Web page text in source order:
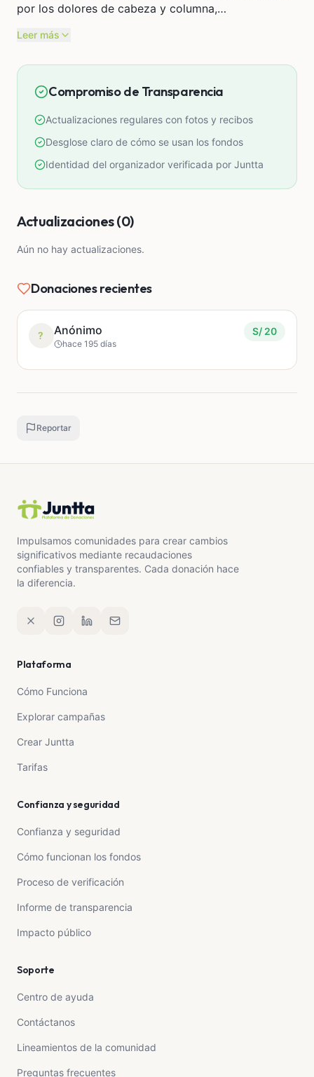
por los dolores de cabeza y columna,
concentrarse por dolores en la columna.
Cada tratamiento intensivo es por 03 meses y el
costo es de S/3,400 por persona
Para Elmer Rojas y Omar Rojas el tratamiento
completo es por 01 año,
Y para Gracia Rojas el tratamiento completo es por
Dios bendiga tu familia y tu colaboración.
Leer más
Compromiso de Transparencia
Actualizaciones regulares con fotos y recibos
Desglose claro de cómo se usan los fondos
Identidad del organizador verificada por Juntta
Actualizaciones (0)
Aún no hay actualizaciones.
Donaciones recientes
? Anónimo
hace 195 días
S/ 20
Reportar
Impulsamos comunidades para crear cambios
significativos mediante recaudaciones
confiables y transparentes. Cada donación hace
la diferencia.
Plataforma
Cómo Funciona
Explorar campañas
Crear Juntta
Tarifas
Confianza y seguridad
Confianza y seguridad
Cómo funcionan los fondos
Proceso de verificación
Informe de transparencia
Impacto público
Soporte
Centro de ayuda
Contáctanos
Lineamientos de la comunidad
Preguntas frecuentes